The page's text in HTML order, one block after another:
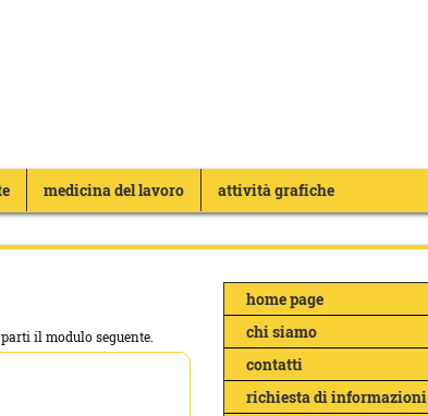
medicina del lavoro attività grafiche
il modulo seguente.
home page
chi siamo
contatti
richiesta di informazioni